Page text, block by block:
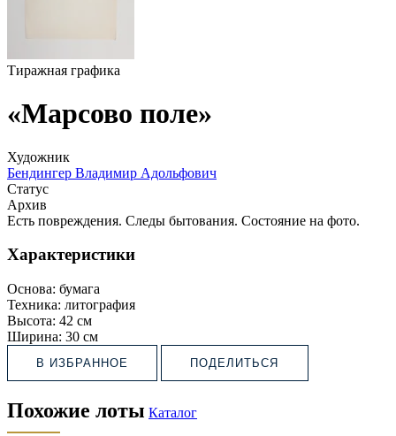
Тиражная графика
«Марсово поле»
Художник
Бендингер Владимир Адольфович
Статус
Архив
Есть повреждения. Следы бытования. Состояние на фото.
Характеристики
Основа: бумага
Техника: литография
Высота: 42 см
Ширина: 30 см
В ИЗБРАННОЕ ПОДЕЛИТЬСЯ
Похожие лоты Каталог